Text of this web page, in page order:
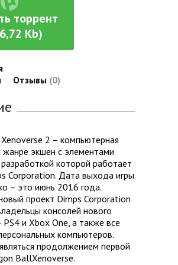
торрент
Kb)
Отзывы (0)
2 – компьютерная
жанре экшен с элементами
которой работает
Corporation. Дата выхода игры
– это июнь 2016 года.
проект Dimps Corporation
консолей нового
PS4 и Xbox One, а также все
компьютеров.
продолжением первой
BallXenoverse.